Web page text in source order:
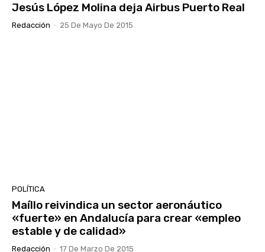
Jesús López Molina deja Airbus Puerto Real
Redacción - 25 De Mayo De 2015
POLÍTICA
Maíllo reivindica un sector aeronáutico
«fuerte» en Andalucía para crear «empleo
estable y de calidad»
Redacción - 17 De Marzo De 2015